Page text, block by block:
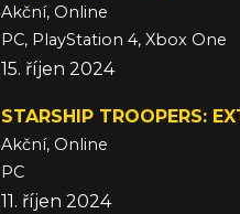
Akční, Online
PC, PlayStation 4, Xbox One
15. říjen 2024
STARSHIP TROOPERS:
Akční, Online
PC
11. říjen 2024